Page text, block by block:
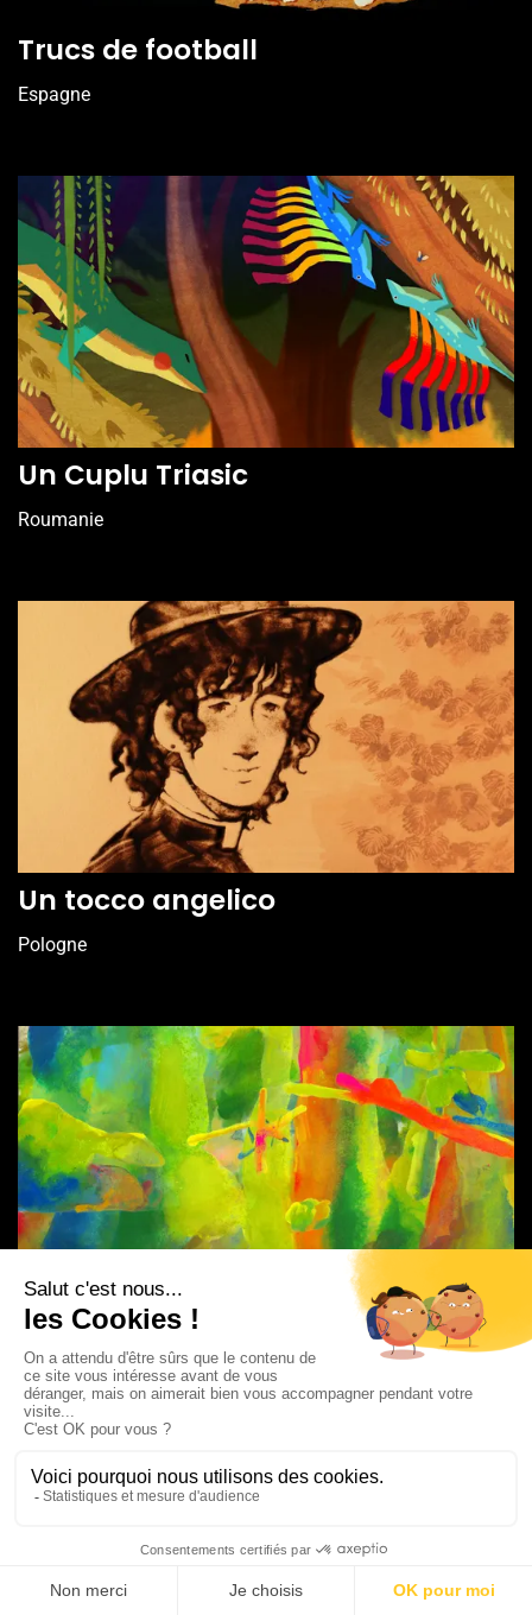
Trucs de football
Espagne
Un Cuplu Triasic
Roumanie
Un tocco angelico
Pologne
Veils of Landscape
Japon